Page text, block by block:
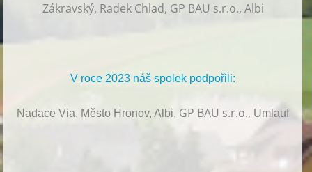
Zákravský, Radek Chlad, GP BAU s.r.o., Albi
V roce 2023 náš spolek podpořili:
Nadace Via, Město Hronov, Albi, GP BAU s.r.o., Umlauf